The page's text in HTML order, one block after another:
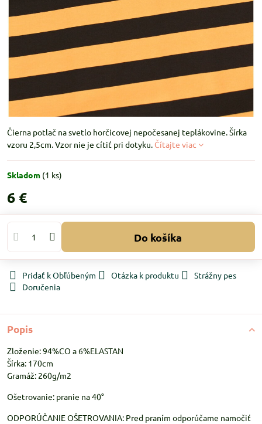
Čierna potlač na svetlo horčicovej nepočesanej teplákovine. Šírka
vzoru 2,5cm. Vzor nie je cítiť pri dotyku. Čítajte viac
Skladom (1 ks)
6 €
Do košíka
Pridať k Obľúbeným Otázka k produktu
Strážny pes
Doručenia
Popis
Zloženie: 94%CO a 6%ELASTAN
Šírka: 170cm
Gramáž: 260g/m2
Ošetrovanie: pranie na 40°
ODPORÚČANIE OŠETROVANIA: Pred praním odporúčame namočiť